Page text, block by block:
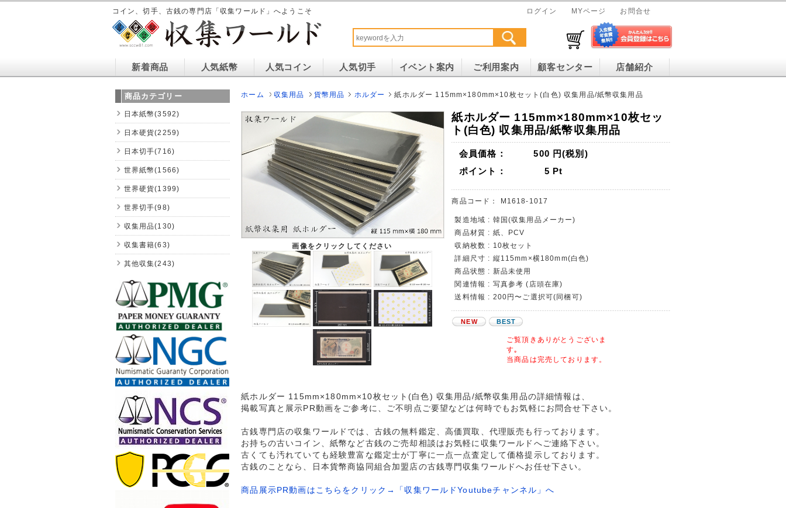
コイン、切手、古銭の専門店「収集ワールド」へようこそ ログイン MYページ お問合せ
新着商品 人気紙幣 人気コイン 人気切手 イベント案内 ご利用案内 顧客センター 店舗紹介
ホーム 収集用品 貨幣用品 ホルダー 紙ホルダー 115mm×180mm×10枚セット(白色) 収集用品/紙幣収集用品
画像をクリックしてください
紙ホルダー 115mm×180mm×10枚セッ
ト(白色) 収集用品/紙幣収集用品
会員価格： 500 円(税別)
ポイント：
5 Pt
商品コード： M1618-1017
製造地域 : 韓国(収集用品メーカー)
商品材質 : 紙、PCV
収納枚数 : 10枚セット
詳細尺寸 : 縦115mm×横180mm(白色)
商品状態 : 新品未使用
関連情報 : 写真参考 (店頭在庫)
送料情報 : 200円〜ご選択可(同梱可)
NEW BEST
ご覧頂きありがとうございま
す｡
当商品は完売しております。
紙ホルダー 115mm×180mm×10枚セット(白色) 収集用品/紙幣収集用品の詳細情報は、
掲載写真と展示PR動画をご参考に、ご不明点ご要望などは何時でもお気軽にお問合せ下さい。
古銭専門店の収集ワールドでは、古銭の無料鑑定、高価買取、代理販売も行っております。
お持ちの古いコイン、紙幣など古銭のご売却相談はお気軽に収集ワールドへご連絡下さい。
古くても汚れていても経験豊富な鑑定士が丁寧に一点一点査定して価格提示しております。
古銭のことなら、日本貨幣商協同組合加盟店の古銭専門収集ワールドへお任せ下さい。
商品展示PR動画はこちらをクリック→「収集ワールドYoutubeチャンネル」へ
商品カテゴリー
日本紙幣(3592)
日本硬貨(2259)
日本切手(716)
世界紙幣(1566)
世界硬貨(1399)
世界切手(98)
収集用品(130)
収集書籍(63)
其他収集(243)